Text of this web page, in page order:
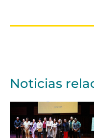
Noticias